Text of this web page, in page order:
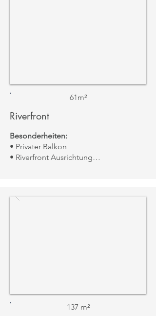
61m²
Riverfront
Besonderheiten:
• Privater Balkon
• Riverfront Ausrichtung
137 m²